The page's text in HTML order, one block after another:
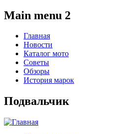
Main menu 2
Главная
Новости
Каталог мото
Советы
Обзоры
История марок
Подвальчик